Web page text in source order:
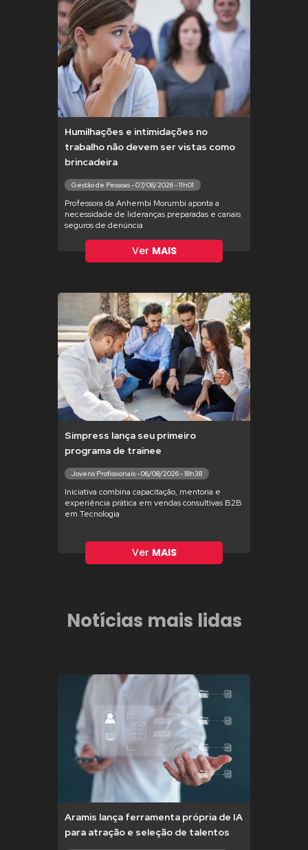
Humilhações e intimidações no
trabalho não devem ser vistas como
brincadeira
Gestão de Pessoas - 07/08/2026 - 11h01
Professora da Anhembi Morumbi aponta a
necessidade de lideranças preparadas e canais
seguros de denúncia
Ver MAIS
Simpress lança seu primeiro
programa de trainee
Jovens Profissionais - 06/08/2026 - 18h38
Iniciativa combina capacitação, mentoria e
experiência prática em vendas consultivas B2B
em Tecnologia
Ver MAIS
Notícias mais lidas
Aramis lança ferramenta própria de IA
para atração e seleção de talentos